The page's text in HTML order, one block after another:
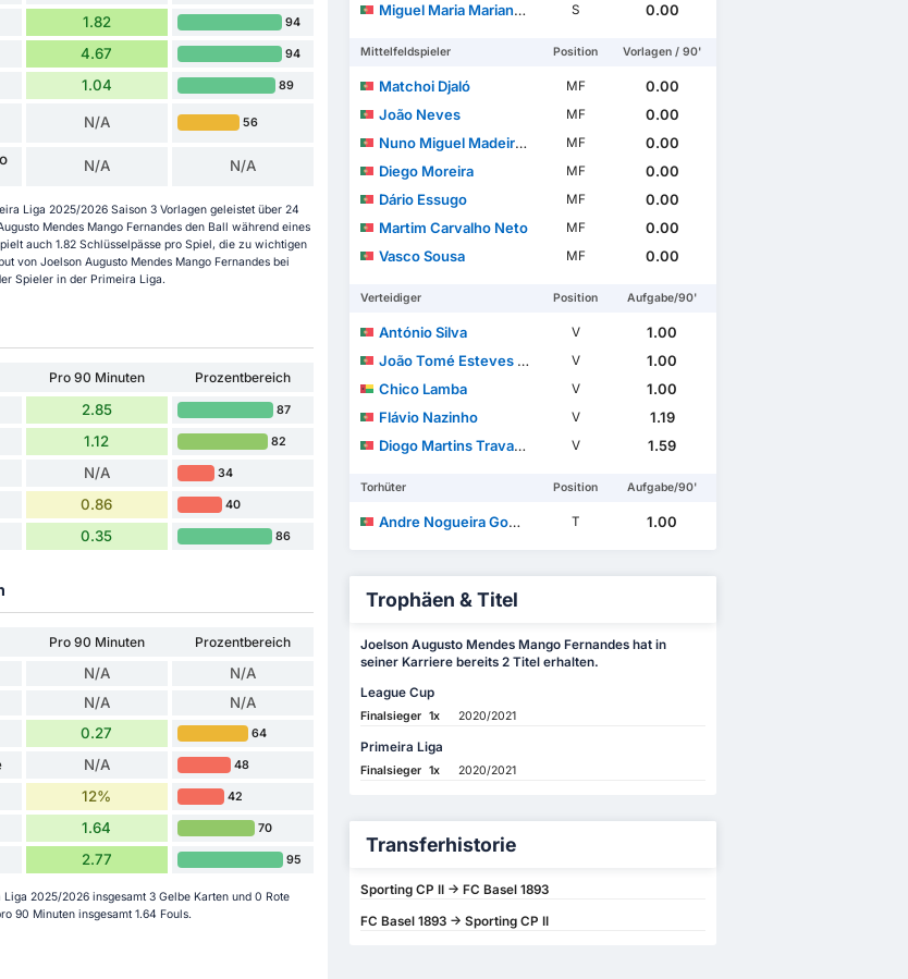
1.82 94
4.67 94
1.04 89
N/A 56
N/A N/A
Liga 2025/2026 Saison 3 Vorlagen geleistet über 24
Mendes Mango Fernandes den Ball während eines
auch 1.82 Schlüsselpässe pro Spiel, die zu wichtigen
von Joelson Augusto Mendes Mango Fernandes bei
Spieler in der Primeira Liga.
Pro 90 Minuten
Prozentbereich
2.85 87
1.12 82
N/A 34
0.86 40
0.35 86
Pro 90 Minuten
Prozentbereich
N/A N/A
N/A N/A
0.27 64
N/A 48
12% 42
1.64 70
2.77 95
2025/2026 insgesamt 3 Gelbe Karten und 0 Rote
90 Minuten insgesamt 1.64 Fouls.
Miguel Maria Mariano Falé
S 0.00
Mittelfeldspieler Position Vorlagen / 90'
Matchoi Djaló MF
0.00
João Neves
MF
0.00
Nuno Miguel Madeira Fernandes Félix
MF
0.00
Diego Moreira
MF
0.00
Dário Essugo
MF
0.00
Martim Carvalho Neto
MF
0.00
Vasco Sousa
MF 0.00
Verteidiger Position Aufgabe/90'
António Silva V
1.00
João Tomé Esteves Baptista
V
1.00
Chico Lamba
V
1.00
Flávio Nazinho
V
1.19
Diogo Martins Travassos
V 1.59
Torhüter Position Aufgabe/90'
Andre Nogueira Gomes T 1.00
Trophäen & Titel
Joelson Augusto Mendes Mango Fernandes hat in
seiner Karriere bereits 2 Titel erhalten.
League Cup
Finalsieger 1x 2020/2021
Primeira Liga
Finalsieger 1x 2020/2021
Transferhistorie
Sporting CP II -> FC Basel 1893
FC Basel 1893 -> Sporting CP II